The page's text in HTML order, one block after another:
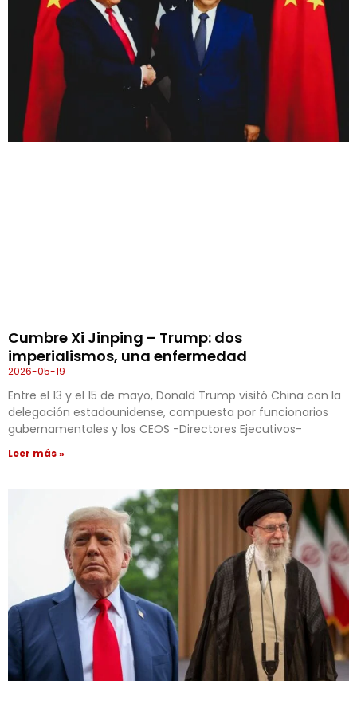
Cumbre Xi Jinping – Trump: dos
imperialismos, una enfermedad
2026-05-19
Entre el 13 y el 15 de mayo, Donald Trump visitó China con la
delegación estadounidense, compuesta por funcionarios
gubernamentales y los CEOS -Directores Ejecutivos-
Leer más »